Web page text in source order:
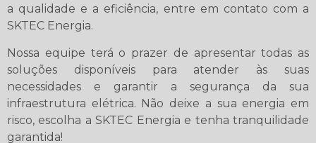
a qualidade e a eficiência, entre em contato com a
SKTEC Energia.
Nossa equipe terá o prazer de apresentar todas as
soluções disponíveis para atender às suas
necessidades e garantir a segurança da sua
infraestrutura elétrica. Não deixe a sua energia em
risco, escolha a SKTEC Energia e tenha tranquilidade
garantida!